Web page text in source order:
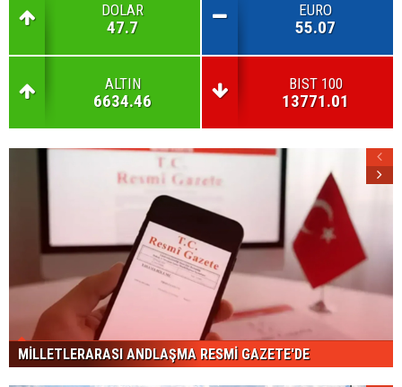
DOLAR
47.7
EURO
55.07
ALTIN
6634.46
BIST 100
13771.01
MİLLETLERARASI ANDLAŞMA RESMİ GAZETE'DE